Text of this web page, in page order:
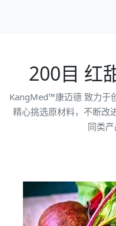
200目 红
KangMed™康迈德 致力于
精心挑选原材料，不断改
同类产